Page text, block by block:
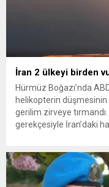
İran 2 ülkeyi birden
Hürmüz Boğazı’nda
helikopterin düşmesinin
gerilim zirveye
gerekçesiyle İran’daki
yeni bir ABD saldırısına